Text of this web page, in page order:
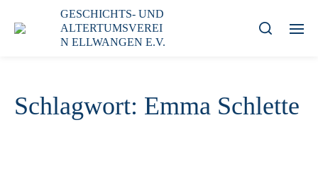
GESCHICHTS- UND
ALTERTUMSVEREI
N ELLWANGEN E.V.
Schlagwort: Emma Schlette